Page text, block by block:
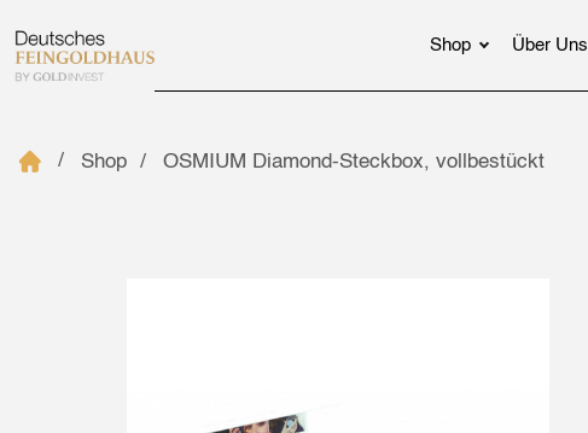
Shop Über Uns
Shop OSMIUM Diamond-Steckbox, vollbestückt